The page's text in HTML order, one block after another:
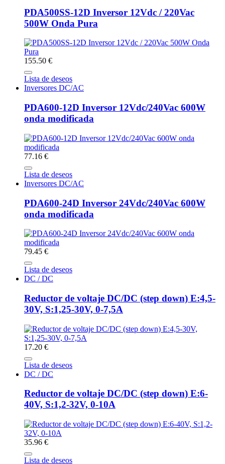
PDA500SS-12D Inversor 12Vdc / 220Vac
500W Onda Pura
155.50 €
Lista de deseos
Inversores DC/AC
PDA600-12D Inversor 12Vdc/240Vac 600W
onda modificada
77.16 €
Lista de deseos
Inversores DC/AC
PDA600-24D Inversor 24Vdc/240Vac 600W
onda modificada
79.45 €
Lista de deseos
DC / DC
Reductor de voltaje DC/DC (step down) E:4,5-
30V, S:1,25-30V, 0-7,5A
17.20 €
Lista de deseos
DC / DC
Reductor de voltaje DC/DC (step down) E:6-
40V, S:1,2-32V, 0-10A
35.96 €
Lista de deseos